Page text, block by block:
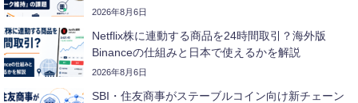
2026年8月6日
Netflix株に連動する商品を24時間取引？海外版
Binanceの仕組みと日本で使えるかを解説
2026年8月6日
SBI・住友商事がステーブルコイン向け新チェーン